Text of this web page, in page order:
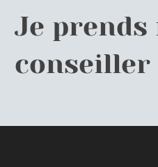
Je prends
conseiller